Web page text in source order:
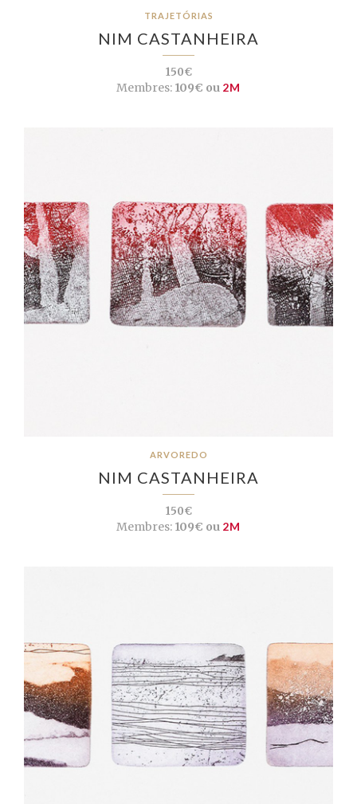
TRAJETÓRIAS
NIM CASTANHEIRA
150€
Membres: 109€ ou 2M
ARVOREDO
NIM CASTANHEIRA
150€
Membres: 109€ ou 2M